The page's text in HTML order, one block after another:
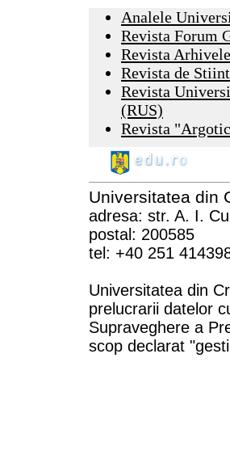
Analele
Revista Forum
Revista
Revista de
Revista
(RUS)
Revista
Universitatea din
adresa: str. A. I.
postal: 200585
tel: +40 251
Universitatea din
prelucrarii datelor
Supraveghere a
scop declarat